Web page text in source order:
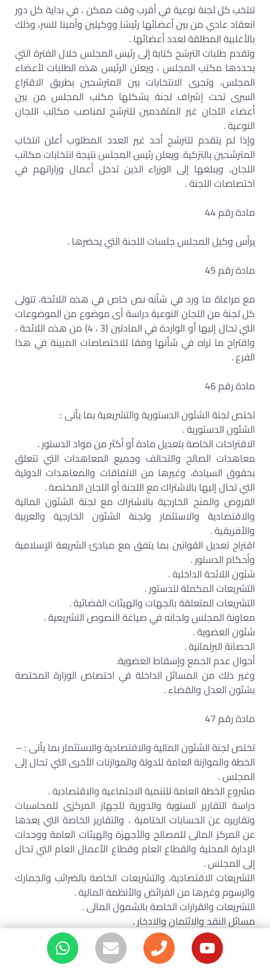
تنتخب كل لجنة نوعية في أقرب وقت ممكن ، في بداية كل دور
انعقاد عادي من بين أعضائها رئيسًا ووكيلين وأمينا للسر، وذلك
بالأغلبية المطلقة لعدد أعضائها .
وتقدم طلبات الترشح كتابة إلى رئيس المجلس خلال الفترة التي
يحددها مكتب المجلس ، ويعلن الرئيس هذه الطلبات لأعضاء
المجلس، وتجرى الانتخابات بين المترشحين بطريق الاقتراع
السرى تحت إشراف لجنة يشكلها مكتب المجلس من بين
أعضاء اللجان غير المتقدمين للترشح لمناصب مكاتب اللجان
النوعية .
وإذا لم يتقدم للترشح أحد غير العدد المطلوب أعلن انتخاب
المترشحين بالتزكية. ويعلن رئيس المجلس نتيجة انتخابات مكاتب
اللجان، ويبلغها إلى الوزراء الذين تدخل أعمال وزاراتهم في
اختصاصات اللجنة .
مادة رقم 44
يرأس وكيل المجلس جلسات اللجنة التي يحضرها .
مادة رقم 45
مع مراعاة ما ورد في شأنه نص خاص في هذه اللائحة، تتولى
كل لجنة من اللجان النوعية دراسة أى موضوع من الموضوعات
التي تحال إليها أو الواردة في المادتين (3 ، 4) من هذه اللائحة ،
واقتراح ما تراه في شأنها وفقا للاختصاصات المبينة في هذا
الفرع .
مادة رقم 46
تختص لجنة الشئون الدستورية والتشريعية بما يأتى :
الشئون الدستورية .
الاقتراحات الخاصة بتعديل مادة أو أكثر من مواد الدستور .
معاهدات الصالح والتحالف وجميع المعاهدات التي تتعلق
بحقوق السيادة، وغيرها من الاتفاقات والمعاهدات الدولية
التي تحال إليها بالاشتراك مع اللجنة أو اللجان المختصة .
القروض والمنح الخارجية بالاشتراك مع لجنة الشئون المالية
والاقتصادية والاستثمار ولجنة الشئون الخارجية والعربية
والأفريقية .
اقتراح تعديل القوانين بما يتفق مع مبادئ الشريعة الإسلامية
وأحكام الدستور .
شئون اللائحة الداخلية .
التشريعات المكملة للدستور .
التشريعات المتعلقة بالجهات والهيئات القضائية .
معاونة المجلس ولجانه في صياغة النصوص التشريعية .
شئون العضوية .
الحصانة البرلمانية .
أحوال عدم الجمع وإسقاط العضوية.
وغير ذلك من المسائل الداخلة في اختصاص الوزارة المختصة
بشئون العدل والقضاء .
مادة رقم 47
تختص لجنة الشئون المالية والاقتصادية والاستثمار بما يأتى : –
الخطة والموازنة العامة للدولة والموازنات الأخرى التي تحال إلى
المجلس .
مشروع الخطة العامة للتنمية الاجتماعية والاقتصادية .
دراسة التقارير السنوية والدورية للجهاز المركزى للمحاسبات
وتقاريره عن الحسابات الختامية ، والتقارير الخاصة التي يعدها
عن المركز المالى للمصالح والأجهزة والهيئات العامة ووحدات
الإدارة المحلية والقطاع العام وقطاع الأعمال العام التي تحال
إلى المجلس .
التشريعات الاقتصادية، والتشريعات الخاصة بالضرائب والجمارك
والرسوم وغيرها من الفرائض والأنظمة المالية .
التشريعات والقرارات الخاصة بالشمول المالى .
مسائل النقد والائتمان والادخار .
سياسة الأجور والأسعار شئون القطاع المالى المصرفى وغير
المصرفى .
الاتفاقات الاقتصادية .